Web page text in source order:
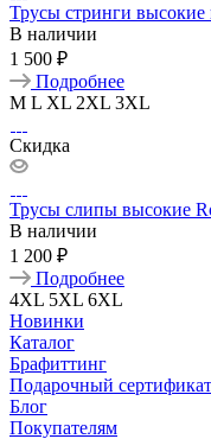
Трусы стринги
В наличии
1 500 ₽
Подробнее
M L XL 2XL 3XL
Скидка
Трусы слипы высокие
В наличии
1 200 ₽
Подробнее
4XL 5XL 6XL
Новинки
Каталог
Брафиттинг
Подарочный сертификат
Блог
Покупателям